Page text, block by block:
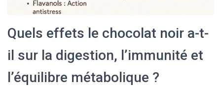
Quels effets le chocolat noir a-t-
il sur la digestion, l’immunité et
l’équilibre métabolique ?